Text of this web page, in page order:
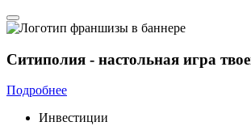
Ситиполия - настольная игра
Подробнее
Инвестиции